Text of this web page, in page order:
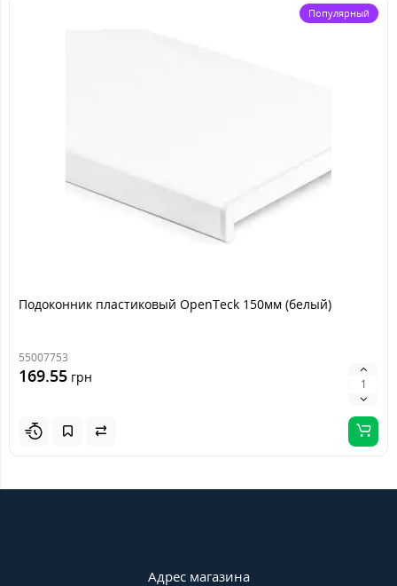
Популярный
Подоконник пластиковый OpenTeck 150мм (белый)
55007753
169.55 грн
Адрес магазина